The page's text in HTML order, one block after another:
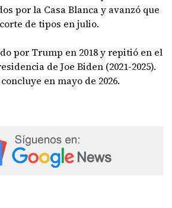
por la Casa Blanca y avanzó que
de tipos en julio.
por Trump en 2018 y repitió en el
de Joe Biden (2021-2025).
en mayo de 2026.